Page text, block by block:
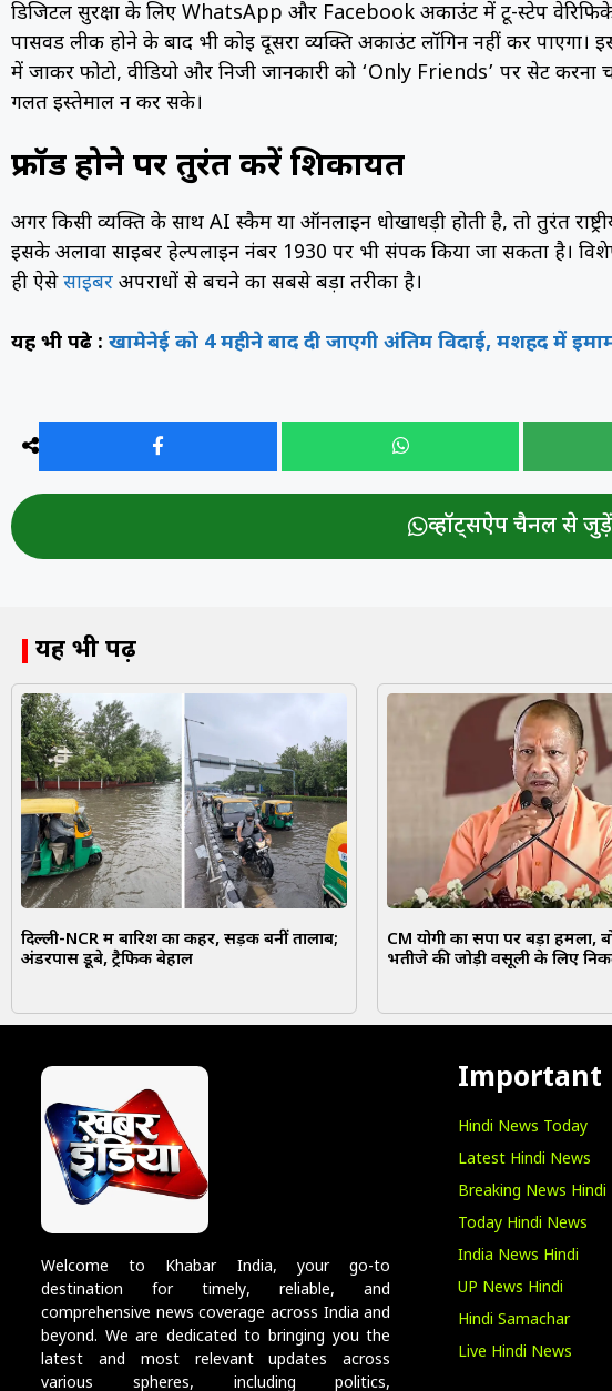
डिजिटल सुरक्षा के लिए WhatsApp और Facebook अकाउंट में टू-स्टेप
पासवर्ड लीक होने के बाद भी कोई दूसरा व्यक्ति अकाउंट लॉगिन नहीं कर पाएगा।
में जाकर फोटो, वीडियो और निजी जानकारी को ‘Only Friends’ पर सेट करना
गलत इस्तेमाल न कर सके।
फ्रॉड होने पर तुरंत करें शिकायत
अगर किसी व्यक्ति के साथ AI स्कैम या ऑनलाइन धोखाधड़ी होती है, तो तुरंत
इसके अलावा साइबर हेल्पलाइन नंबर 1930 पर भी संपर्क किया जा सकता है।
ही ऐसेसाइबर अपराधों से बचने का सबसे बड़ा तरीका है।
यह भी पढे़ : खामेनेई को 4 महीने बाद दी जाएगी अंतिम विदाई, मशहद में
व्हॉट्सऐप चैनल से जुड़ें
यह भी पढ़ें
दिल्ली-NCR में बारिश का कहर, सड़कें बनीं तालाब;
अंडरपास डूबे, ट्रैफिक बेहाल
CM योगी का सपा पर बड़ा हमला,
भतीजे की जोड़ी वसूली के लिए
Welcome to Khabar India, your go-to
destination for timely, reliable, and
comprehensive news coverage across India and
beyond. We are dedicated to bringing you the
latest and most relevant updates across
various spheres, including politics,
Important
Hindi News Today
Latest Hindi News
Breaking News Hindi
Today Hindi News
India News Hindi
UP News Hindi
Hindi Samachar
Live Hindi News